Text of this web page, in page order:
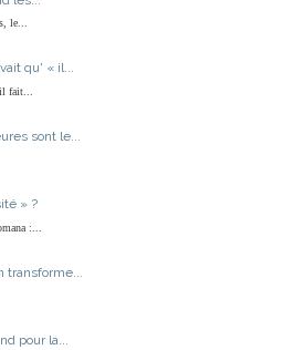
le...
qu' « il...
fait...
sont le...
» ?
:...
transforme...
pour la...